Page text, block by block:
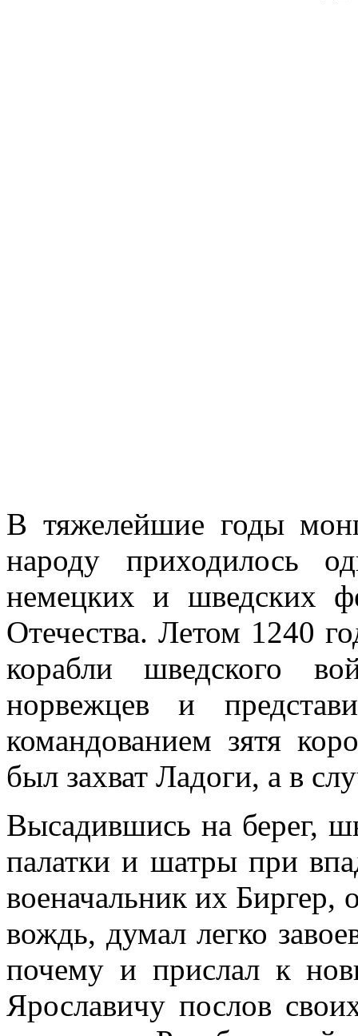
В тяжелейшие годы
народу приходилось
немецких и шведских
Отечества. Летом 1240
корабли шведского
норвежцев и
командованием зятя
был захват Ладоги, а в
Высадившись на берег,
палатки и шатры при
военачальник их
вождь, думал легко
почему и прислал к
Ярославичу послов